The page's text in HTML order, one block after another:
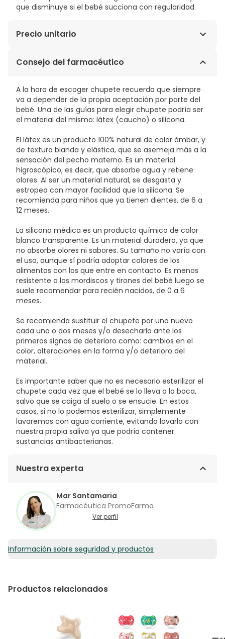
que disminuye si el bebé succiona con regularidad.
Precio unitario
10,59€ / Unidades
Consejo del farmacéutico
A la hora de escoger chupete recuerda que siempre
va a depender de la propia aceptación por parte del
bebé. Una de las guías para elegir chupete podría ser
el material del mismo: látex (caucho) o silicona.
El látex es un producto 100% natural de color ámbar, y
de textura blanda y elástica, que se asemeja más a la
sensación del pecho materno. Es un material
higroscópico, es decir, que absorbe agua y retiene
olores. Al ser un material natural, se desgasta y
estropea con mayor facilidad que la silicona. Se
recomienda para niños que ya tienen dientes, de 6 a
12 meses.
La silicona médica es un producto químico de color
blanco transparente. Es un material duradero, ya que
no absorbe olores ni sabores. Su tamaño no varía con
el uso, aunque sí podría adoptar colores de los
alimentos con los que entre en contacto. Es menos
resistente a los mordiscos y tirones del bebé luego se
suele recomendar para recién nacidos, de 0 a 6
meses.
Se recomienda sustituir el chupete por uno nuevo
cada uno o dos meses y/o desecharlo ante los
primeros signos de deterioro como: cambios en el
color, alteraciones en la forma y/o deterioro del
material.
Es importante saber que no es necesario esterilizar el
chupete cada vez que el bebé se lo lleva a la boca,
salvo que se caiga al suelo o se ensucie. En estos
casos, si no lo podemos esterilizar, simplemente
lavaremos con agua corriente, evitando lavarlo con
nuestra propia saliva ya que podría contener
sustancias antibacterianas.
Nuestra experta
Mar Santamaria
Farmacéutica PromoFarma
Ver perfil
Información sobre seguridad y productos
Productos relacionados